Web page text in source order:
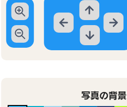
写真の背景